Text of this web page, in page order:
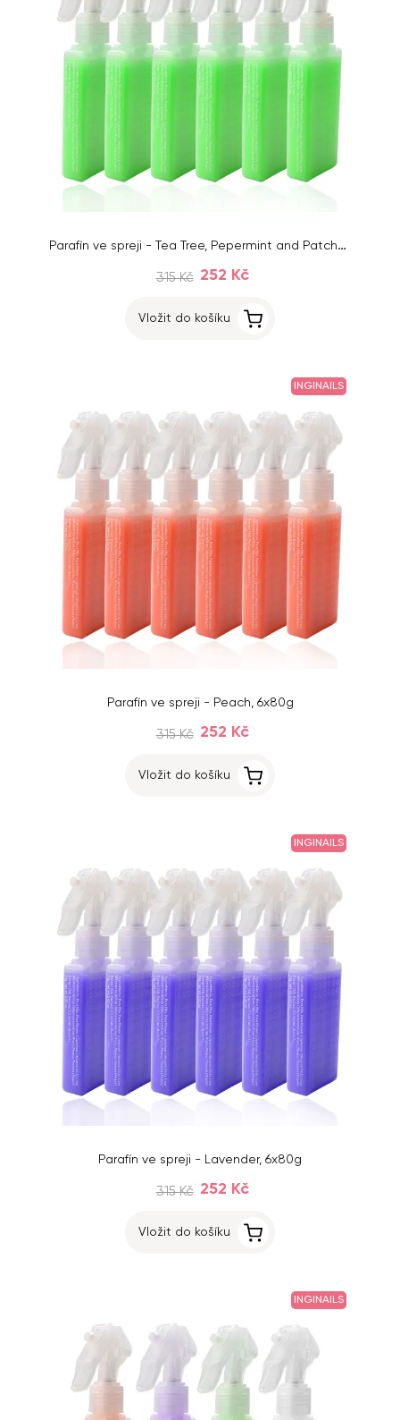
Parafín ve spreji - Tea Tree, Pepermint and Patchouli, 6x80g
315 Kč 252 Kč
Vložit do košíku
INGINAILS
Parafín ve spreji - Peach, 6x80g
315 Kč 252 Kč
Vložit do košíku
INGINAILS
Parafín ve spreji - Lavender, 6x80g
315 Kč 252 Kč
Vložit do košíku
INGINAILS